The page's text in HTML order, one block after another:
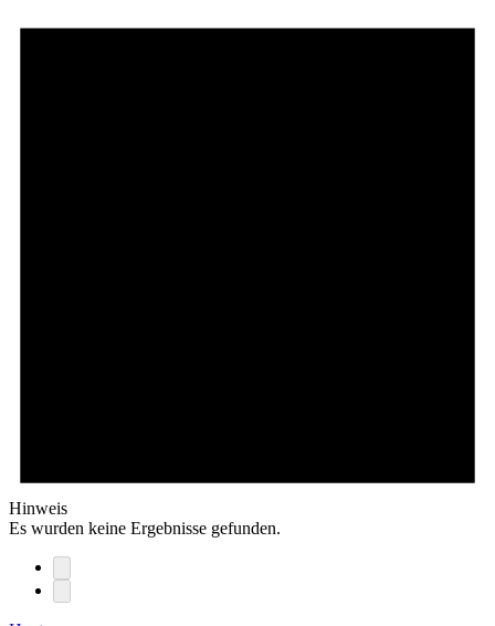
Hinweis
Es wurden keine Ergebnisse gefunden.